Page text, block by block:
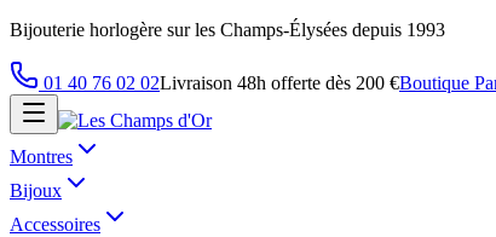
Bijouterie horlogère sur les Champs-Élysées depuis 1993
01 40 76 02 02Livraison 48h offerte dès 200 €Boutique
Montres
Bijoux
Accessoires